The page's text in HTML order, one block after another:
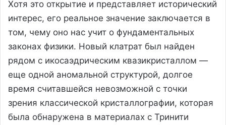
Хотя это открытие и представляет исторический
интерес, его реальное значение заключается в
том, чему оно нас учит о фундаментальных
законах физики. Новый клатрат был найден
рядом с икосаэдрическим квазикристаллом —
еще одной аномальной структурой, долгое
время считавшейся невозможной с точки
зрения классической кристаллографии, которая
была обнаружена в материалах с Тринити